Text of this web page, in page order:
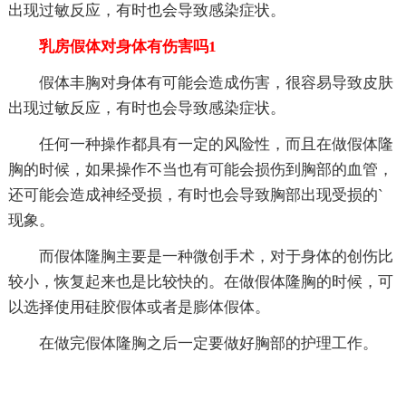
出现过敏反应，有时也会导致感染症状。
乳房假体对身体有伤害吗1
假体丰胸对身体有可能会造成伤害，很容易导致皮肤
出现过敏反应，有时也会导致感染症状。
任何一种操作都具有一定的风险性，而且在做假体隆
胸的时候，如果操作不当也有可能会损伤到胸部的血管，
还可能会造成神经受损，有时也会导致胸部出现受损的`
现象。
而假体隆胸主要是一种微创手术，对于身体的创伤比
较小，恢复起来也是比较快的。在做假体隆胸的时候，可
以选择使用硅胶假体或者是膨体假体。
在做完假体隆胸之后一定要做好胸部的护理工作。